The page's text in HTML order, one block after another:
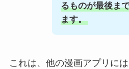
るものが最後ま
ます。
これは、他の漫画アプリに